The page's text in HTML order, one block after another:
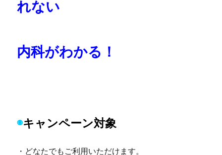
れない
内科がわかる！
◉キャンペーン対象
・どなたでもご利用いただけます。